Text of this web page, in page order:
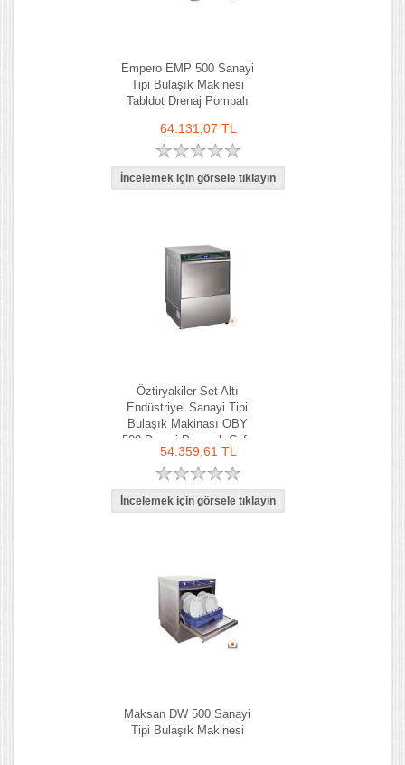
Empero EMP 500 Sanayi
Tipi Bulaşık Makinesi
Tabldot Drenaj Pompalı
64.131,07 TL
Öztiryakiler Set Altı
Endüstriyel Sanayi Tipi
Bulaşık Makinası OBY
500 Drenaj Pompalı Cafe
Lokanta
54.359,61 TL
Maksan DW 500 Sanayi
Tipi Bulaşık Makinesi